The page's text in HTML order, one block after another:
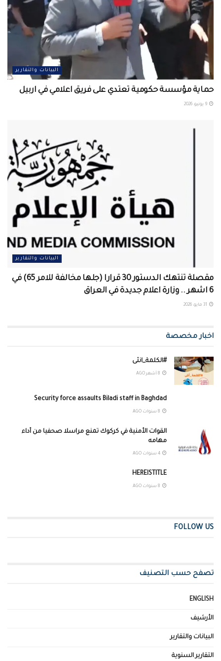
البيانات والتقارير
حماية مؤسسة حكومية تعتدي على فريق اعلامي في اربيل ‏
البيانات والتقارير
مقصلة تنتهك الدستور 30 قرارا (جلها مخالفة للامر 65) في
6 اشهر .. وزارة اعلام جديدة في العراق
اخبار مخصصة
#الكلمة_انثى
Security force assaults Biladi staff in Baghdad
القوات الأمنية في كركوك تمنع مراسلا صحفيا من أداء
مهامه
HEREISTITLE
FOLLOW US
تصفح حسب التصنيف
ENGLISH
الأرشيف
البيانات والتقارير
التقارير السنوية